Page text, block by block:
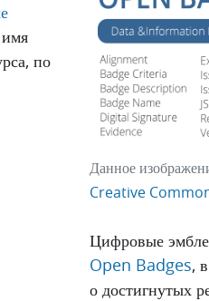
по
Данное
Creative
Цифровые
Open Badges,
о достигнутых